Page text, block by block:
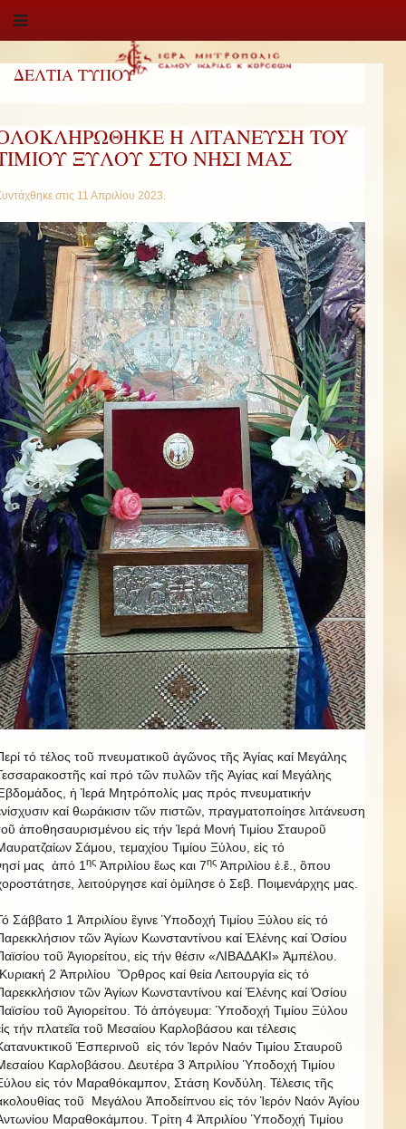
ΔΕΛΤΙΑ ΤΥΠΟΥ
Η ΛΙΤΑΝΕΥΣΗ ΤOY
ΞΥΛΟΥ ΣΤΟ ΝΗΣΙ ΜΑΣ
στις 11 Απριλίου 2023.
τό τέλος τοῦ πνευματικοῦ ἀγῶνος τῆς Ἁγίας καί Μεγάλης
καί πρό τῶν πυλῶν τῆς Ἁγίας καί Μεγάλης
ἡ Ἱερά Μητρόπολίς μας πρός πνευματικήν
καί θωράκισιν τῶν πιστῶν, πραγματοποίησε λιτάνευση
ἀποθησαυρισμένου εἰς τήν Ἱερά Μονή Τιμίου Σταυροῦ
Σάμου, τεμαχίου Τιμίου Ξύλου, εἰς τό
μας ἀπό 1 ης Ἀπριλίου ἕως και 7ης Ἀπριλίου ἐ.ἔ., ὃπου
λειτούργησε καί ὁμίλησε ὁ Σεβ. Ποιμενάρχης μας.
Σάββατο 1 Ἀπριλίου ἒγινε Ὑποδοχή Τιμίου Ξύλου εἰς τό
τῶν Ἁγίων Κωνσταντίνου καί Ἑλένης καί Ὁσίου
τοῦ Ἁγιορείτου, εἰς τήν θέσιν «ΛΙΒΑΔΑΚΙ» Ἀμπέλου.
2 Ἀπριλίου Ὄρθρος καί θεία Λειτουργία εἰς τό
τῶν Ἁγίων Κωνσταντίνου καί Ἑλένης καί Ὁσίου
τοῦ Ἁγιορείτου. Τό ἀπόγευμα: Ὑποδοχή Τιμίου Ξύλου
τήν πλατεῖα τοῦ Μεσαίου Καρλοβάσου και τέλεσις
Ἑσπερινοῦ εἰς τόν Ἱερόν Ναόν Τιμίου Σταυροῦ
Καρλοβάσου. Δευτέρα 3 Ἀπριλίου Ὑποδοχή Τιμίου
εἰς τόν Μαραθόκαμπον, Στάση Κονδύλη. Τέλεσις τῆς
τοῦ Μεγάλου Ἀποδείπνου εἰς τόν Ἱερόν Ναόν Ἁγίου
Μαραθοκάμπου. Τρίτη 4 Ἀπριλίου Ὑποδοχή Τιμίου